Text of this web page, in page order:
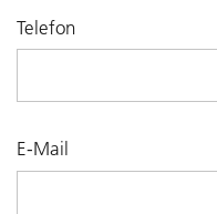
Telefon
E-Mail